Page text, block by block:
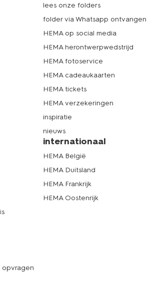
lees onze folders
folder via Whatsapp ontvangen
HEMA op social media
HEMA herontwerpwedstrijd
HEMA fotoservice
HEMA cadeaukaarten
HEMA tickets
HEMA verzekeringen
inspiratie
nieuws
opvragen
internationaal
HEMA België
HEMA Duitsland
HEMA Frankrijk
HEMA Oostenrijk